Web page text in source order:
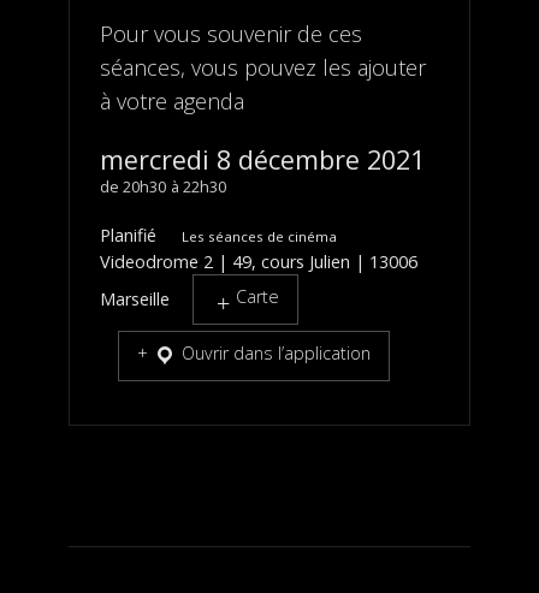
Pour vous souvenir de ces
séances, vous pouvez les ajouter
à votre agenda
mercredi 8 décembre 2021
20h30 22h30
Planifié Les séances de cinéma
Videodrome 2 | 49, cours Julien | 13006
Marseille
Carte
Ouvrir dans l’application